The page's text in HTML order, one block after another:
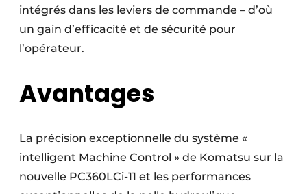
intégrés dans les leviers de commande – d’où
un gain d’efficacité et de sécurité pour
l’opérateur.
Avantages
La précision exceptionnelle du système «
intelligent Machine Control » de Komatsu sur la
nouvelle PC360LCi-11 et les performances